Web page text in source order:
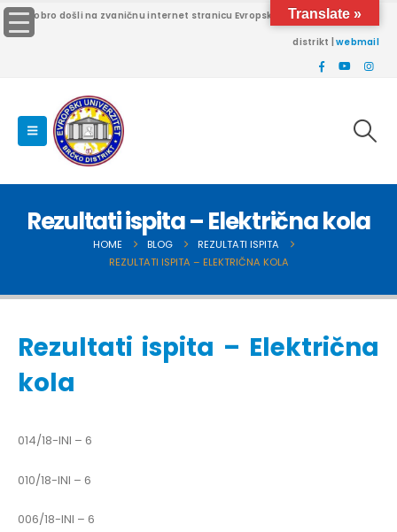
Dobro došli na zvaničnu internet stranicu Evropskog univerziteta Brčko
distrikt |webmail
Rezultati ispita – Električna kola
HOME BLOG
REZULTATI ISPITA
REZULTATI ISPITA – ELEKTRIČNA KOLA
Rezultati ispita – Električna
kola
014/18-INI – 6
010/18-INI – 6
006/18-INI – 6
Translate »